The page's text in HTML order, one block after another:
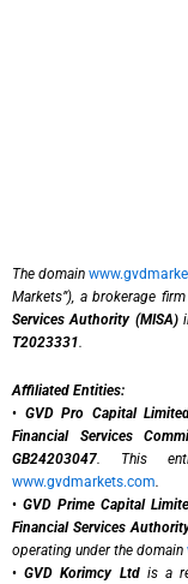
The domain
Markets”), a brokerage
Services Authority (MISA)
T2023331.
Affiliated Entities:
• GVD Pro Capital
Financial Services
GB24203047. This
www.gvdmarkets.com.
•GVD Prime Capital
Financial Services
operating under the domain
•GVD Korimcy Ltdis a